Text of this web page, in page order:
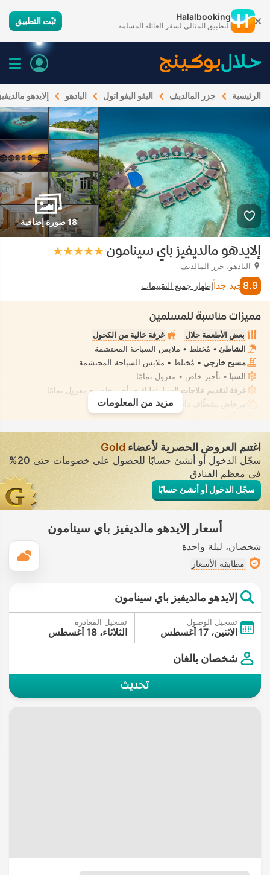
Halalbooking
التطبيق المثالي لسفر العائلة المسلمة ثبّت التطبيق
الرئيسية جزر المالديف اليفو اليفو اتول اليادهو إلايدهو
18 صورة إضافية
إلايدهو مالديفيز باي سينامون
اليادهو، جزر المالديف
8.9 جيد جداًإظهار جميع التقييمات
مميزات مناسبة للمسلمين
بعض الأطعمة حلال
غرفة خالية من الكحول
الشاطئ • مُختلط • ملابس السباحة المحتشمة
مسبح خارجي • مُختلط • ملابس السباحة المحتشمة
السبا • تأجير خاص • معزول تمامًا
غرفة لتقديم علاجات السبا، تدليك• تأجير خاص • معزول تمامًا
مرحاض بشطّاف داخلي مدمج• في جميع الغرف
• في جميع الغرف
مزيد من المعلومات
اغتنم العروض الحصرية لأعضاء Gold
سجّل الدخول أو أنشئ حسابًا للحصول على خصومات حتى20%
في معظم الفنادق
سجّل الدخول أو أنشئ حسابًا
أسعار إلايدهو مالديفيز باي سينامون
شخصان ليلة واحدة
مطابقة الأسعار
إلايدهو مالديفيز باي سينامون
تسجيل الوصول
الاثنين، 17 أغسطس
تسجيل المغادرة
الثلاثاء، 18 أغسطس
شخصان بالغان
تحديث